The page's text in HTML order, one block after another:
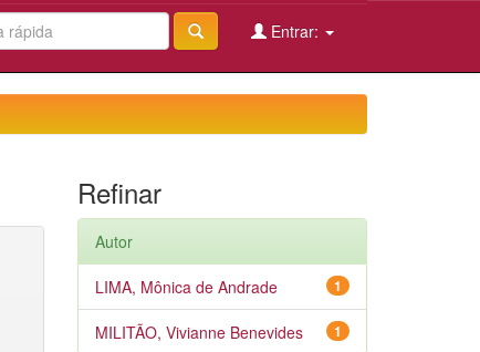
Entrar:
Refinar
Autor
1
LIMA, Mônica de Andrade
1
MILITÃO, Vivianne Benevides